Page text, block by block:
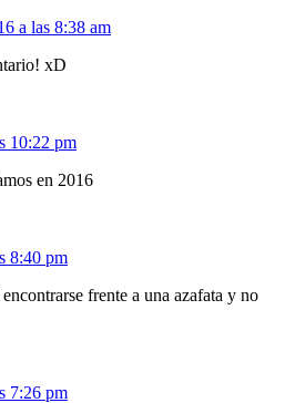
a las 8:38 am
xD
10:22 pm
en 2016
8:40 pm
frente a una azafata y no
7:26 pm